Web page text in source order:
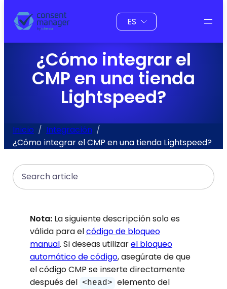
contenido
Elegir
un
idioma
¿Cómo integrar el
CMP en una tienda
Lightspeed?
Inicio
Integración
¿Cómo integrar el CMP en una tienda Lightspeed?
Search
Nota:La siguiente descripción solo es
válida para elcódigo de bloqueo
manual. Si deseas utilizarel bloqueo
automático de código, asegúrate de que
el código CMP se inserte directamente
después del <head> elemento del